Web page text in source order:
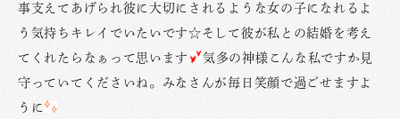
事支えてあげられ彼に大切にされるような女の子になれるよ
う気持ちキレイでいたいです☆そして彼が私との結婚を考え
てくれたらなぁって思います
気多の神様こんな私ですか見
守っていてくださいね。みなさんが毎日笑顔で過ごせますよ
うに